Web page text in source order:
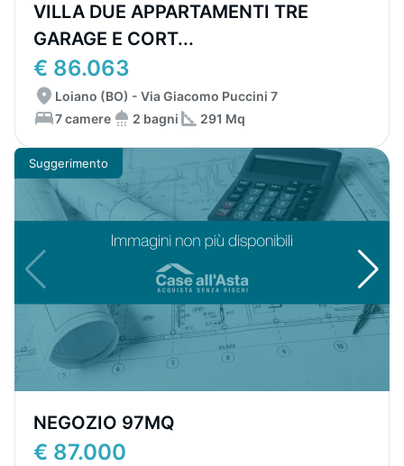
VILLA DUE APPARTAMENTI TRE
GARAGE E CORT...
€ 86.063
Loiano (BO) - Via Giacomo Puccini 7
7 camere
2 bagni 291 Mq
Suggerimento
NEGOZIO 97MQ
€ 87.000